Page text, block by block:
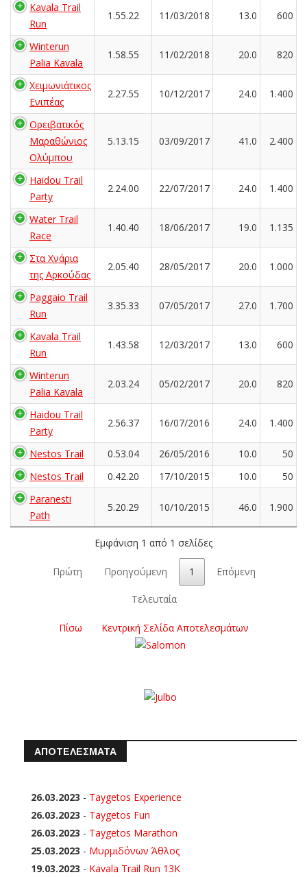
Kavala Trail
Run
1.55.22 11/03/2018 13.0 600
Winterun
Palia Kavala
1.58.55 11/02/2018 20.0 820
Χειμωνιάτικος
Ενιπέας
2.27.55 10/12/2017 24.0 1.400
Ορειβατικός
Μαραθώνιος
Ολύμπου
5.13.15 03/09/2017 41.0 2.400
Haidou Trail
Party
2.24.00 22/07/2017 24.0 1.400
Water Trail
Race
1.40.40 18/06/2017 19.0 1.135
Στα Χνάρια
της Αρκούδας
2.05.40 28/05/2017 20.0 1.000
Paggaio Trail
Run
3.35.33 07/05/2017 27.0 1.700
Kavala Trail
Run
1.43.58 12/03/2017 13.0 600
Winterun
Palia Kavala
2.03.24 05/02/2017 20.0 820
Haidou Trail
Party
2.56.37 16/07/2016 24.0 1.400
Nestos Trail 0.53.04 26/05/2016 10.0
50
Nestos Trail
0.42.20 17/10/2015 10.0
50
Paranesti
Path
5.20.29 10/10/2015 46.0 1.900
Εμφάνιση 1 από 1 σελίδες
Πρώτη Προηγούμενη 1 Επόμενη
Τελευταία
Πίσω Κεντρική Σελίδα Αποτελεσμάτων
ΑΠΟΤΕΛΕΣΜΑΤΑ
26.03.2023 - Taygetos Experience
26.03.2023 - Taygetos Fun
26.03.2023 - Taygetos Marathon
25.03.2023 - Μυρμιδόνων Άθλος
19.03.2023 - Kavala Trail Run 13K